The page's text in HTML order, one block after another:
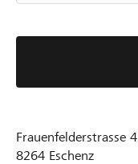
Frauenfelderstrasse 4
8264 Eschenz